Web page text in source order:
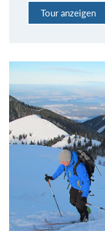
Tour anzeigen